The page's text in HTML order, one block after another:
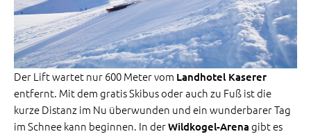
Der Lift wartet nur 600 Meter vom Landhotel Kaserer
entfernt. Mit dem gratis Skibus oder auch zu Fuß ist die
kurze Distanz im Nu überwunden und ein wunderbarer Tag
im Schnee kann beginnen. In derWildkogel-Arena gibt es